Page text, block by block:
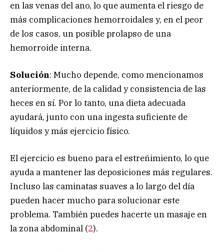
en las venas del ano, lo que aumenta el riesgo de
más complicaciones hemorroidales y, en el peor
de los casos, un posible prolapso de una
hemorroide interna.
Solución: Mucho depende, como mencionamos
anteriormente, de la calidad y consistencia de las
heces en sí. Por lo tanto, una dieta adecuada
ayudará, junto con una ingesta suficiente de
líquidos y más ejercicio físico.
El ejercicio es bueno para el estreñimiento, lo que
ayuda a mantener las deposiciones más regulares.
Incluso las caminatas suaves a lo largo del día
pueden hacer mucho para solucionar este
problema. También puedes hacerte un masaje en
la zona abdominal (2).